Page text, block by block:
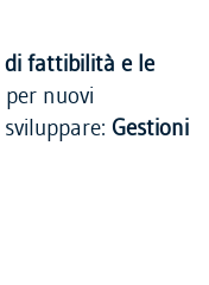
di fattibilità e le
nuovi
Gestioni